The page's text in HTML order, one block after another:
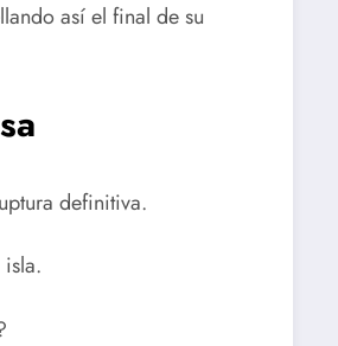
así el final de su
definitiva.